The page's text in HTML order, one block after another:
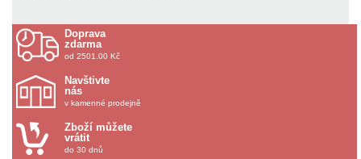
Doprava
zdarma
od 2501.00 Kč
Navštivte
nás
v kamenné prodejně
Zboží můžete
vrátit
do 30 dnů